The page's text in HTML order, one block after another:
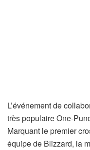
L’événement de
très populaire One-
Marquant le premier
équipe de Blizzard, la